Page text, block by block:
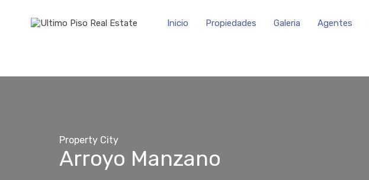
Inicio Propiedades Galeria Agentes
Property City
Arroyo Manzano